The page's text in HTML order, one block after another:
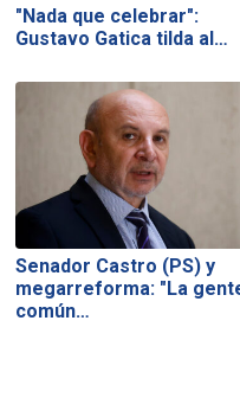
"Nada que celebrar":
Gustavo Gatica tilda al…
Senador Castro (PS) y
megarreforma: "La
común…